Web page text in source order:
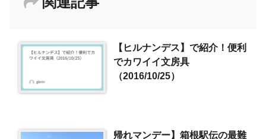
【ヒルナンデス】で紹介！便利
でカワイイ文房具
（2016/10/25）
帰れマンデー】箱根駅伝の最難